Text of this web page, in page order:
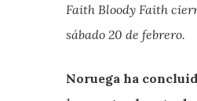
Faith Bloody Faith
sábado 20 de febrero.
Noruega ha